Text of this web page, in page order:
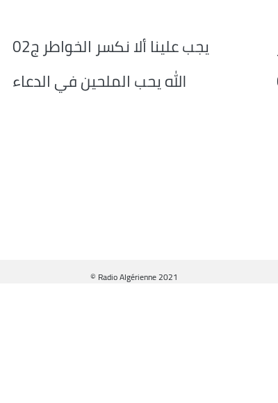
or
volume.
يجب علينا ألا نكسر الخواطر ج02
الله يحب الملحين في الدعاء
© Radio Algérienne 2021